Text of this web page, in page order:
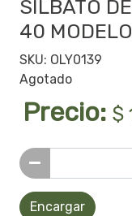
SILBATO
40
SKU: OLY0139
Agotado
Precio: $
Encargar